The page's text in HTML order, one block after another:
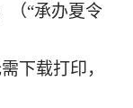
（“承办夏令
下载打印，